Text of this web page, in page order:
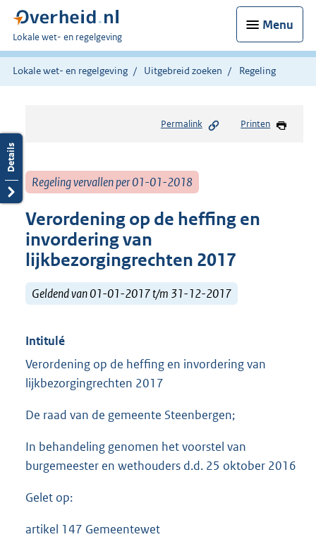
Menu
U
bent
hier:
Lokale wet- en regelgeving
Lokale wet- en regelgeving Uitgebreid zoeken Regeling
Permalink Printen
Regeling vervallen per 01-01-2018
Verordening op de heffing en
invordering van
lijkbezorgingrechten 2017
Geldend van 01-01-2017 t/m 31-12-2017
Intitulé
Verordening op de heffing en invordering van
lijkbezorgingrechten 2017
De raad van de gemeente Steenbergen;
In behandeling genomen het voorstel van
burgemeester en wethouders d.d. 25 oktober 2016
Gelet op:
artikel 147 Gemeentewet